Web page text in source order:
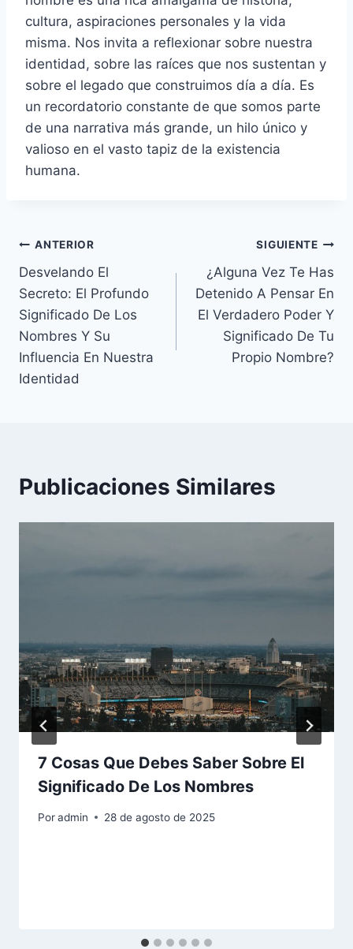
cultura, aspiraciones personales y la vida
misma. Nos invita a reflexionar sobre nuestra
identidad, sobre las raíces que nos sustentan y
sobre el legado que construimos día a día. Es
un recordatorio constante de que somos parte
de una narrativa más grande, un hilo único y
valioso en el vasto tapiz de la existencia
humana.
Navegación
de
entradas
ANTERIOR
Desvelando El
Secreto: El Profundo
Significado De Los
Nombres Y Su
Influencia En Nuestra
Identidad
SIGUIENTE
¿Alguna Vez Te Has
Detenido A Pensar En
El Verdadero Poder Y
Significado De Tu
Propio Nombre?
Publicaciones Similares
7 Cosas Que Debes Saber Sobre El
Significado De Los Nombres
Poradmin 28 de agosto de 2025